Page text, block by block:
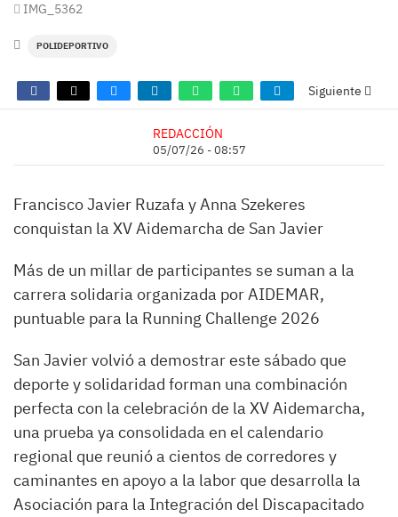
IMG_5362
POLIDEPORTIVO
Siguiente
REDACCIÓN
05/07/26 - 08:57
Francisco Javier Ruzafa y Anna Szekeres
conquistan la XV Aidemarcha de San Javier
Más de un millar de participantes se suman a la
carrera solidaria organizada por AIDEMAR,
puntuable para la Running Challenge 2026
San Javier volvió a demostrar este sábado que
deporte y solidaridad forman una combinación
perfecta con la celebración de la XV Aidemarcha,
una prueba ya consolidada en el calendario
regional que reunió a cientos de corredores y
caminantes en apoyo a la labor que desarrolla la
Asociación para la Integración del Discapacitado